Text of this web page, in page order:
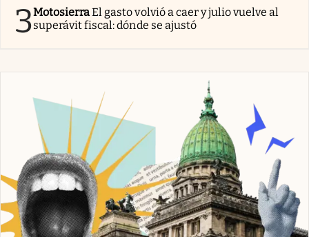
3MotosierraEl gasto volvió a caer y julio vuelve al
superávit fiscal: dónde se ajustó